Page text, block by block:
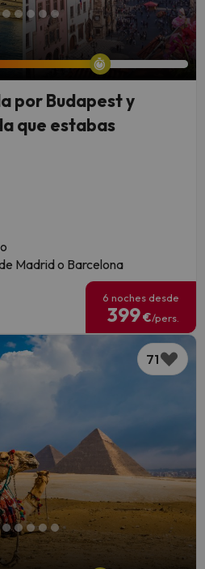
por Budapest y
que estabas
Madrid o Barcelona
6 noches desde
399€/pers.
71